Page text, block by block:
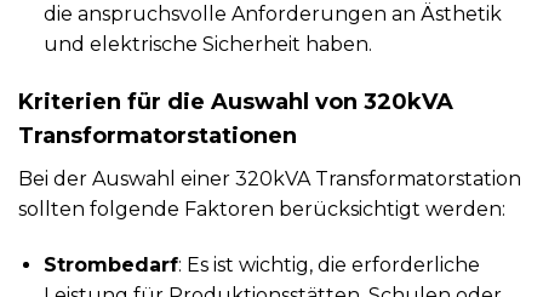
die anspruchsvolle Anforderungen an Ästhetik
und elektrische Sicherheit haben.
Kriterien für die Auswahl von 320kVA
Transformatorstationen
Bei der Auswahl einer 320kVA Transformatorstation
sollten folgende Faktoren berücksichtigt werden:
Strombedarf: Es ist wichtig, die erforderliche